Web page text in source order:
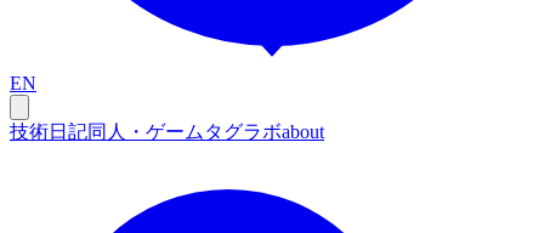
EN
技術日記同人・ゲーム タグラボabout